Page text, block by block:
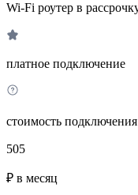
Wi-Fi роутер в
платное подключение
стоимость
505
₽ в месяц